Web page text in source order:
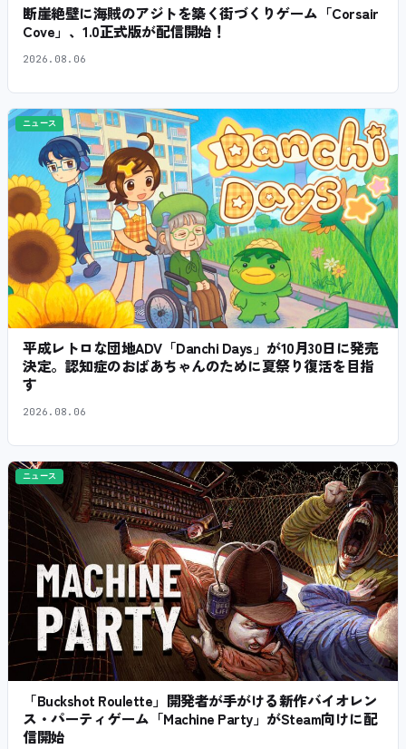
断崖絶壁に海賊のアジトを築く街づくりゲーム「Corsair
Cove」、1.0正式版が配信開始！
2026.08.06
ニュース
平成レトロな団地ADV「Danchi Days」が10月30日に発売
決定。認知症のおばあちゃんのために夏祭り復活を目指
す
2026.08.06
ニュース
「Buckshot Roulette」開発者が手がける新作バイオレン
ス・パーティゲーム「Machine Party」がSteam向けに配
信開始